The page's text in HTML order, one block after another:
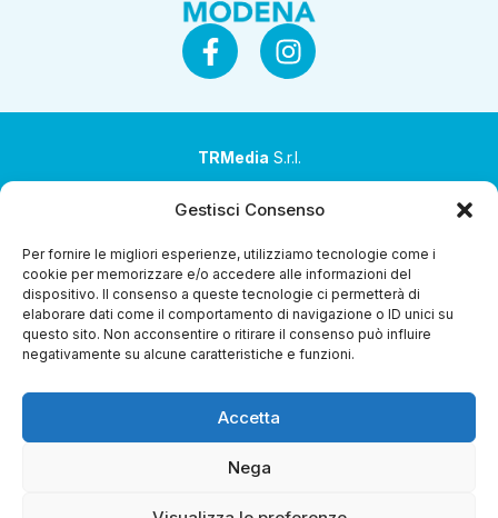
Gestisci Consenso
Per fornire le migliori esperienze, utilizziamo tecnologie come i
cookie per memorizzare e/o accedere alle informazioni del
dispositivo. Il consenso a queste tecnologie ci permetterà di
elaborare dati come il comportamento di navigazione o ID unici su
questo sito. Non acconsentire o ritirare il consenso può influire
negativamente su alcune caratteristiche e funzioni.
Accetta
Nega
TRMedia S.r.l.
coordinamento da parte di Coop Alleanza 3.0 Soc. Coop.
Sede legale: via Ragazzi del ’99 nr. 51 42124 Reggio Emilia
(RE)
P.Iva 00651840365
Home i Programmi Diretta Streaming Guida TV
Chi
Gerenza